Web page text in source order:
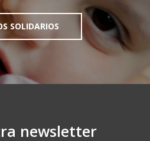
SOLIDARIOS
newsletter